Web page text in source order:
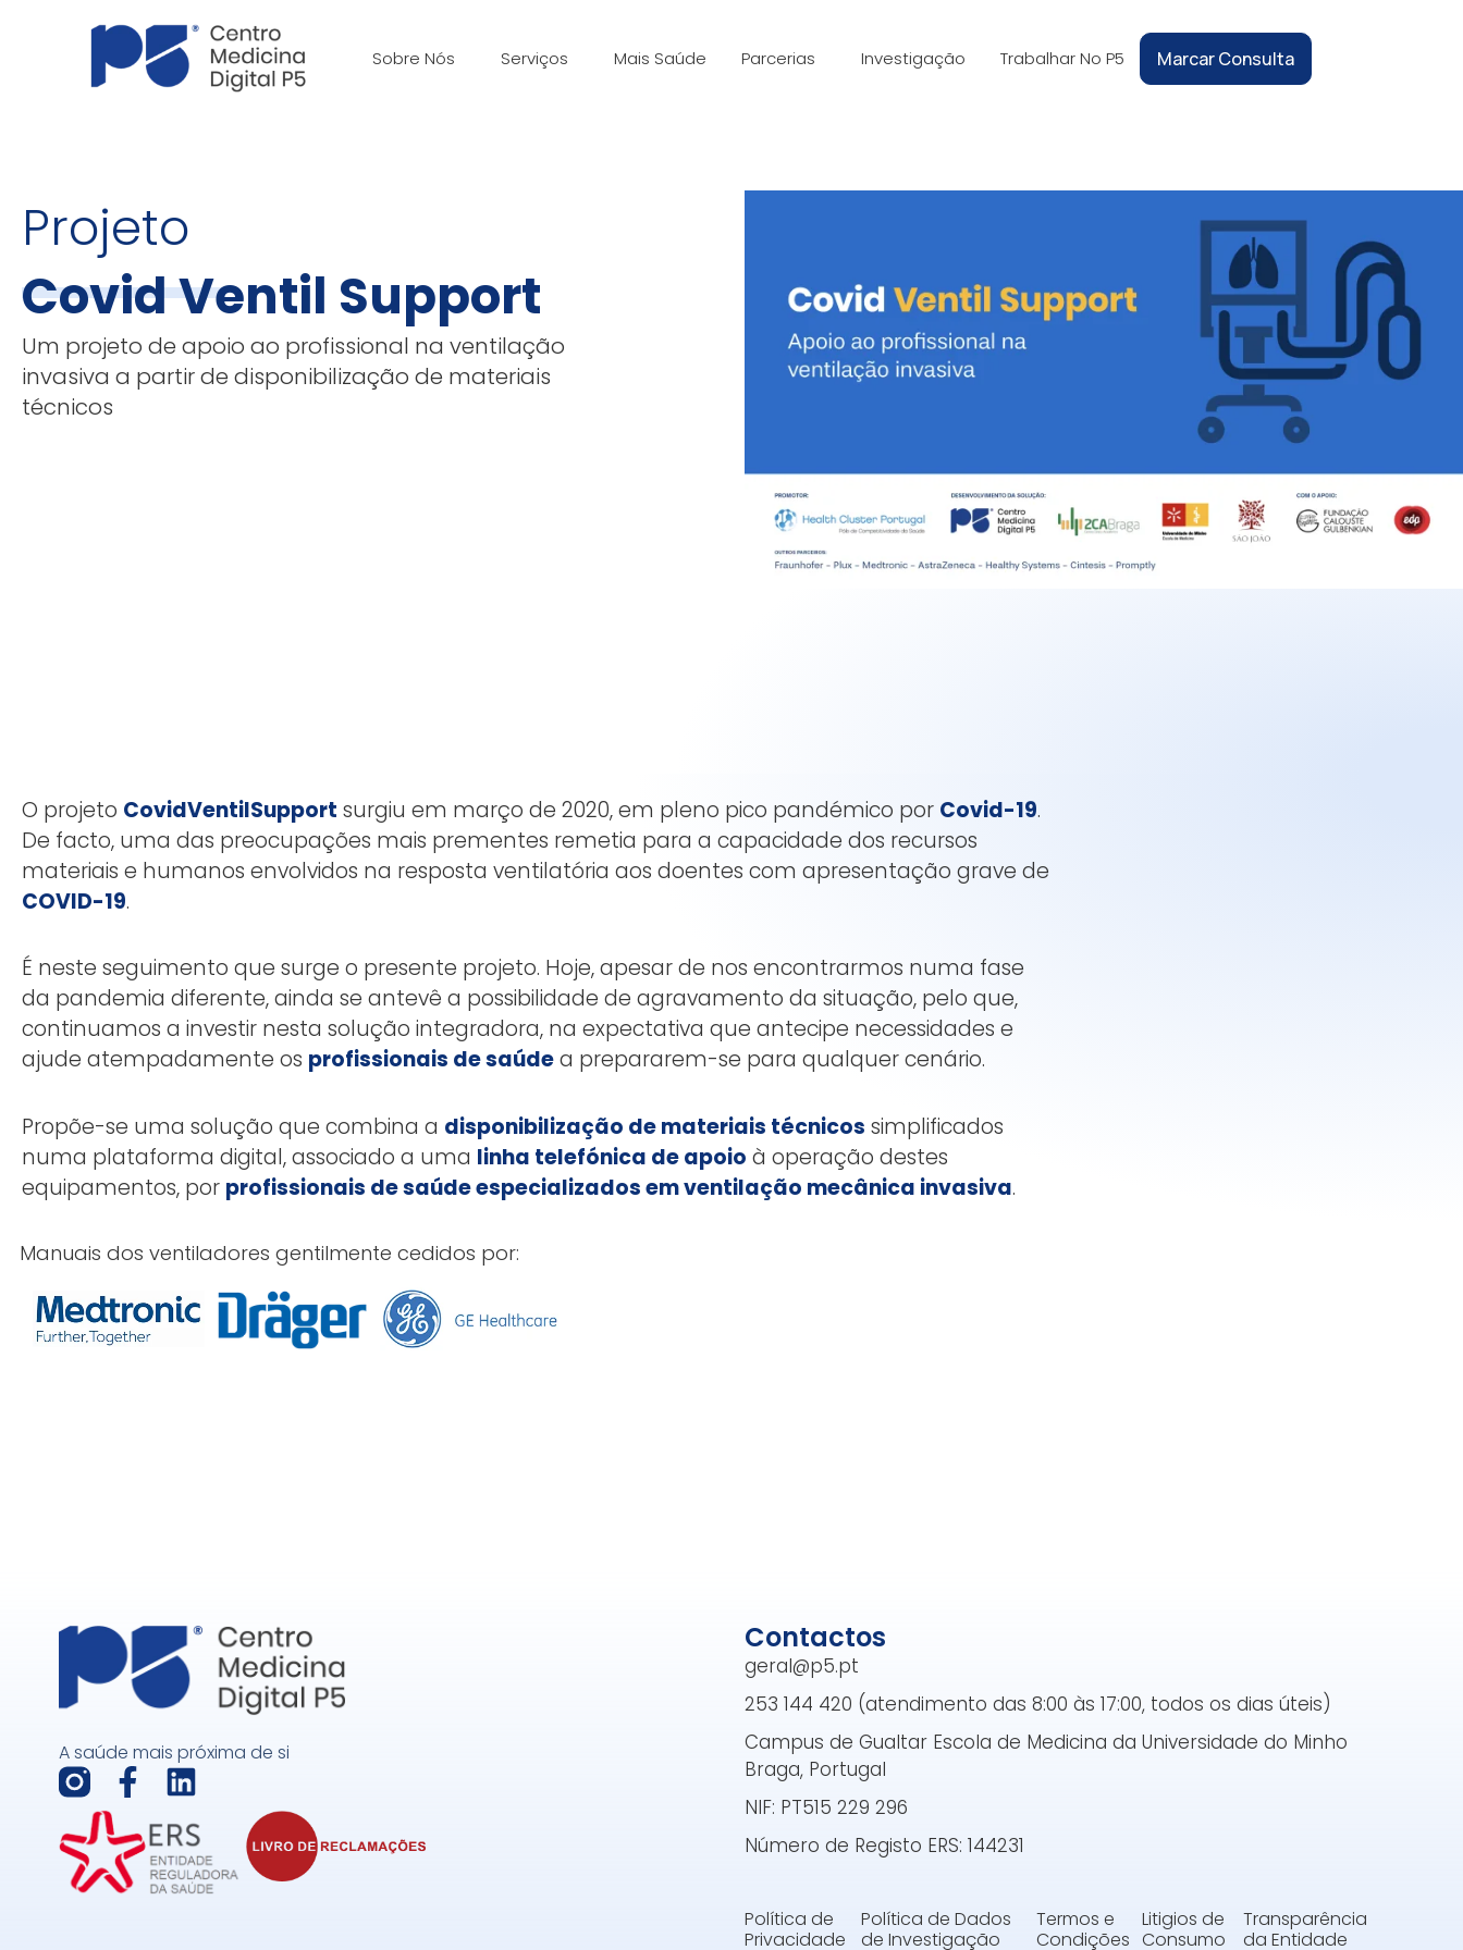
Sobre Nós Serviços Mais Saúde Parcerias Investigação Trabalhar No P5 Marcar Consulta
Projeto
Covid Ventil Support
Um projeto de apoio ao profissional na ventilação
invasiva a partir de disponibilização de materiais
técnicos
O projeto CovidVentilSupport surgiu em março de 2020, em pleno pico pandémico por Covid-19.
De facto, uma das preocupações mais prementes remetia para a capacidade dos recursos
materiais e humanos envolvidos na resposta ventilatória aos doentes com apresentação grave de
COVID-19.
É neste seguimento que surge o presente projeto. Hoje, apesar de nos encontrarmos numa fase
da pandemia diferente, ainda se antevê a possibilidade de agravamento da situação, pelo que,
continuamos a investir nesta solução integradora, na expectativa que antecipe necessidades e
ajude atempadamente os profissionais de saúdea prepararem-se para qualquer cenário.
Propõe-se uma solução que combina a disponibilização de materiais técnicos simplificados
numa plataforma digital, associado a uma linha telefónica de apoio à operação destes
equipamentos, por profissionais de saúde especializados em ventilação mecânica invasiva.
Manuais dos ventiladores gentilmente cedidos por:
A saúde mais próxima de si
F
a
c
e
b
L
i
n
k
e
Contactos
geral@p5.pt
253 144 420 (atendimento das 8:00 às 17:00, todos os dias úteis)
Campus de Gualtar Escola de Medicina da Universidade do Minho
Braga, Portugal
NIF: PT515 229 296
Número de Registo ERS: 144231
Política de
Privacidade
Política de Dados
de Investigação
Termos e
Condições
Litigios de
Consumo
Transparência
da Entidade